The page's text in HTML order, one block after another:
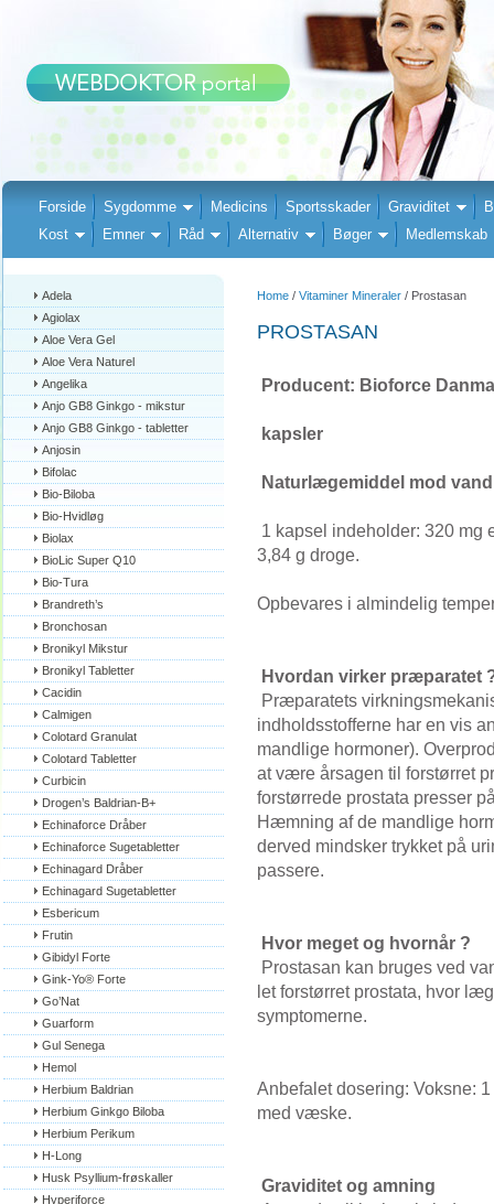
Forside Sygdomme Medicins Sportsskader Graviditet
Kost
Emner Råd Alternativ Bøger Medlemskab
Adela
Agiolax
Aloe Vera Gel
Aloe Vera Naturel
Angelika
Anjo GB8 Ginkgo - mikstur
Anjo GB8 Ginkgo - tabletter
Anjosin
Bifolac
Bio-Biloba
Bio-Hvidløg
Biolax
BioLic Super Q10
Bio-Tura
Brandreth’s
Bronchosan
Bronikyl Mikstur
Bronikyl Tabletter
Cacidin
Calmigen
Colotard Granulat
Colotard Tabletter
Curbicin
Drogen’s Baldrian-B+
Echinaforce Dråber
Echinaforce Sugetabletter
Echinagard Dråber
Echinagard Sugetabletter
Esbericum
Frutin
Gibidyl Forte
Gink-Yo® Forte
Go’Nat
Guarform
Gul Senega
Hemol
Herbium Baldrian
Herbium Ginkgo Biloba
Herbium Perikum
H-Long
Husk Psyllium-frøskaller
Hyperiforce
Home / Vitaminer Mineraler / Prostasan
PROSTASAN
Producent: Bioforce
kapsler
Naturlægemiddel mod
1 kapsel indeholder: 320 mg
3,84 g droge.
Opbevares i almindelig
Hvordan virker præparatet
Præparatets
indholdsstofferne har en vis
mandlige hormoner).
at være årsagen til forstørret
forstørrede prostata presser
Hæmning af de mandlige
derved mindsker trykket på
passere.
Hvor meget og hvornår ?
Prostasan kan bruges ved
let forstørret prostata, hvor
symptomerne.
Anbefalet dosering: Voksne:
med væske.
Graviditet og amning